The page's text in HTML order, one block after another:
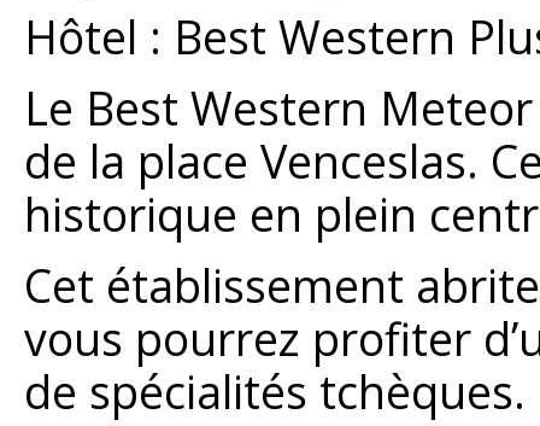
Hôtel : Best Western
Le Best Western
de la place Venceslas.
historique en plein
Cet établissement
vous pourrez profiter
de spécialités tchèques.